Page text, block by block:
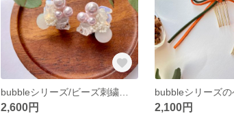
2,600円 2,100円